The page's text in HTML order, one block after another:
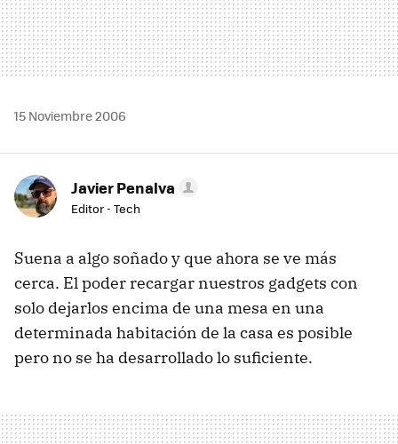
15 Noviembre 2006
Javier Penalva
Editor - Tech
Suena a algo soñado y que ahora se ve más
cerca. El poder recargar nuestros gadgets con
solo dejarlos encima de una mesa en una
determinada habitación de la casa es posible
pero no se ha desarrollado lo suficiente.